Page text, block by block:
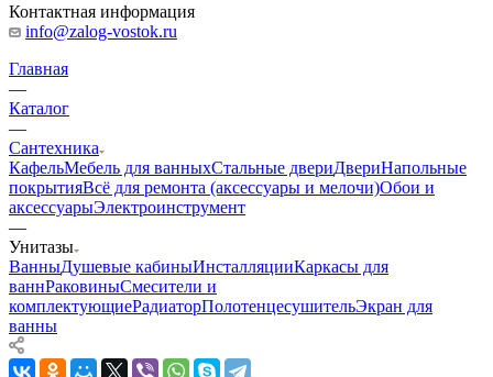
Контактная информация
info@zalog-vostok.ru
Главная
—
Каталог
—
Сантехника
КафельМебель для ванныхСтальные двериДвериНапольные
покрытияВсё для ремонта (аксессуары и мелочи)Обои и
аксессуарыЭлектроинструмент
—
Унитазы
ВанныДушевые кабиныИнсталляцииКаркасы для
ваннРаковиныСмесители и
комплектующиеРадиаторПолотенцесушительЭкран для
ванны